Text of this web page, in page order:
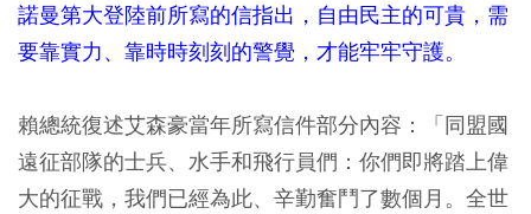
諾曼第大登陸前所寫的信指出，自由民主的可貴，需
要靠實力、靠時時刻刻的警覺，才能牢牢守護。
賴總統復述艾森豪當年所寫信件部分內容：「同盟國
遠征部隊的士兵、水手和飛行員們：你們即將踏上偉
大的征戰，我們已經為此、辛勤奮鬥了數個月。全世